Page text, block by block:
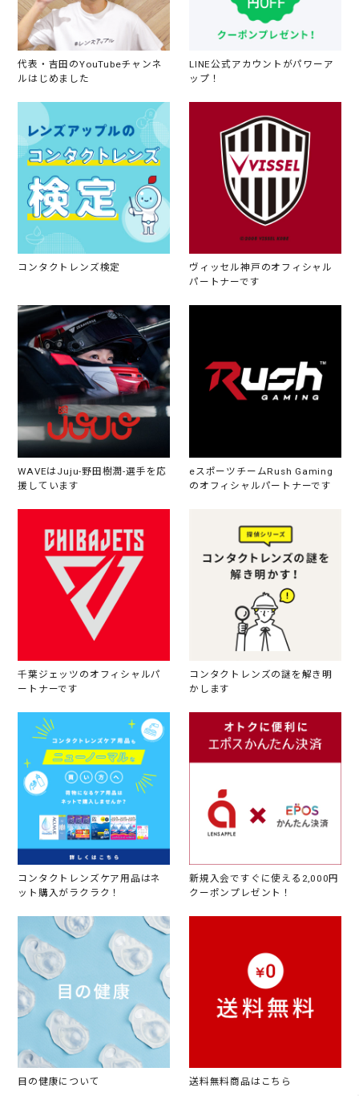
代表・吉田のYouTubeチャンネ
ルはじめました
LINE公式アカウントがパワーア
ップ！
コンタクトレンズ検定
ヴィッセル神戸のオフィシャル
パートナーです
WAVEはJuju-野田樹潤-選手を応
援しています
eスポーツチームRush Gaming
のオフィシャルパートナーです
千葉ジェッツのオフィシャルパ
ートナーです
コンタクトレンズの謎を解き明
かします
コンタクトレンズケア用品はネ
ット購入がラクラク！
新規入会ですぐに使える2,000円
クーポンプレゼント！
目の健康について 送料無料商品はこちら